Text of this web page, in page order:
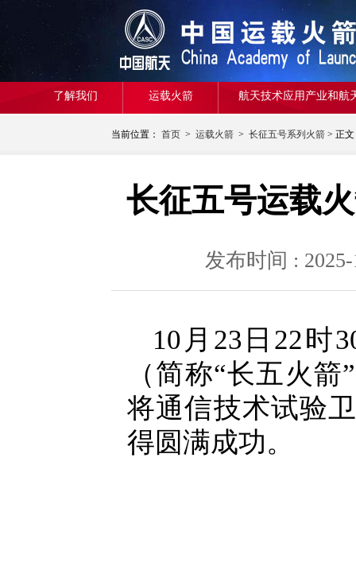
了解我们 运载火箭 航天技术应用产业和航
当前位置： 首页 > 运载火箭 > 长征五号系列火箭 > 正文
长征五号运载
发布时间 :
10月23日22时
（简称“长五火
将通信技术试验
得圆满成功。